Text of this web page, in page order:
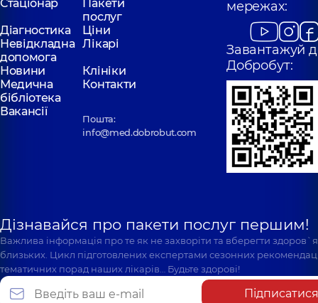
Святошинська, 3-Б, м.
Драгоманова, 21-
Київ
Стаціонар
Пакети
послуг
Діагностика
Ціни
Невідкладна
допомога
Лікарі
Новини
Клініки
Медична
бібліотека
Контакти
Вакансії
Пошта:
info@med.dobrobut.com
мережах:
Завантажуй
Добробут:
Дізнавайся про пакети послуг першим!
Важлива інформація про те як не захворіти та вберегти
близьких. Цикл підготовлених експертами сезонних
тематичних порад наших лікарів… Будьте здорові!
Підписатися